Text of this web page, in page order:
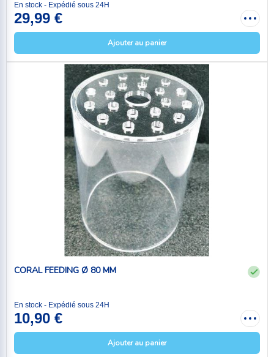
En stock - Expédié sous 24H
29,99 €
Ajouter au panier
CORAL FEEDING Ø 80 MM
En stock - Expédié sous 24H
10,90 €
Ajouter au panier